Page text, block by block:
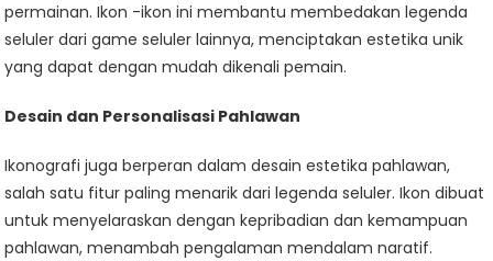
permainan. Ikon -ikon ini membantu membedakan legenda
seluler dari game seluler lainnya, menciptakan estetika unik
yang dapat dengan mudah dikenali pemain.
Desain dan Personalisasi Pahlawan
Ikonografi juga berperan dalam desain estetika pahlawan,
salah satu fitur paling menarik dari legenda seluler. Ikon dibuat
untuk menyelaraskan dengan kepribadian dan kemampuan
pahlawan, menambah pengalaman mendalam naratif.